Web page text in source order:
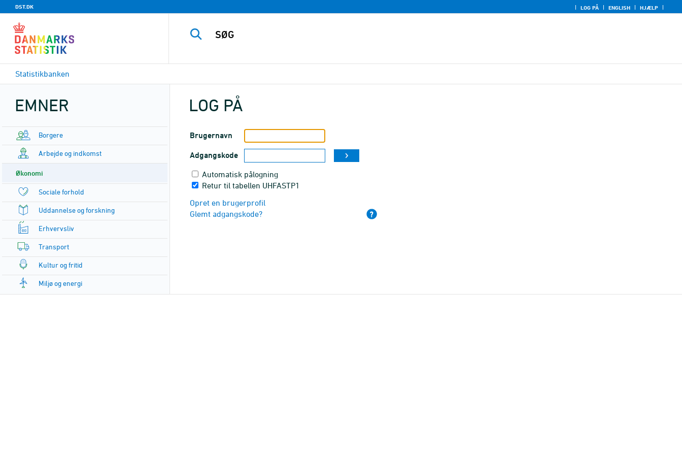
DST.DK LOG PÅ ENGLISH HJÆLP
Statistikbanken
EMNER
Borgere
Arbejde og indkomst
Økonomi
Sociale forhold
Uddannelse og forskning
Erhvervsliv
Transport
Kultur og fritid
Miljø og energi
LOG PÅ
Brugernavn
Adgangskode
Automatisk pålogning
Retur til tabellen UHFASTP1
Opret en brugerprofil
Glemt adgangskode?